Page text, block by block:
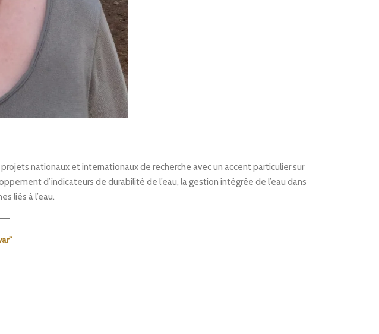
nationaux et internationaux de recherche avec un accent particulier sur
d’indicateurs de durabilité de l’eau, la gestion intégrée de l’eau dans
liés à l’eau.